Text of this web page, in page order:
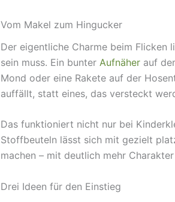
Vom Makel zum Hingucker
Der eigentliche Charme beim Flicken
sein muss. Ein bunter Aufnäherauf
Mond oder eine Rakete auf der
auffällt, statt eines, das versteckt
Das funktioniert nicht nur bei
Stoffbeuteln lässt sich mit gezielt
machen – mit deutlich mehr
Drei Ideen für den Einstieg